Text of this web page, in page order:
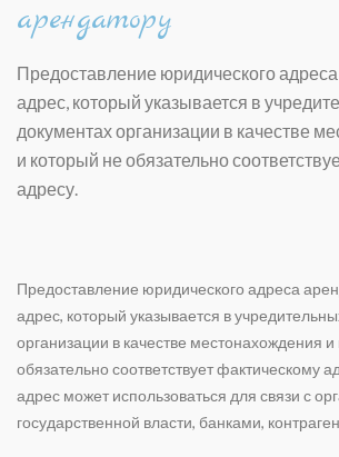
арендатору
Предоставление юридического
адрес, который указывается в
документах организации в качестве
и который не обязательно
адресу.
Предоставление юридического адреса
адрес, который указывается в
организации в качестве местонахождения
обязательно соответствует фактическому
адрес может использоваться для связи с
государственной власти, банками,